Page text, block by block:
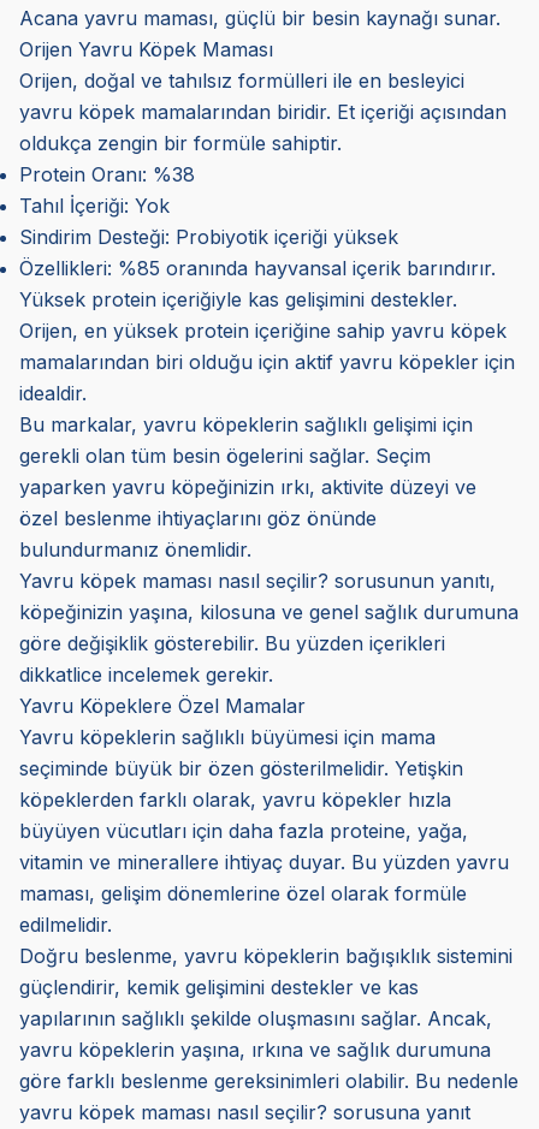
Acana yavru maması, güçlü bir besin kaynağı sunar.
Orijen Yavru Köpek Maması
Orijen, doğal ve tahılsız formülleri ile en besleyici
yavru köpek mamalarından biridir. Et içeriği açısından
oldukça zengin bir formüle sahiptir.
Protein Oranı: %38
Tahıl İçeriği: Yok
Sindirim Desteği: Probiyotik içeriği yüksek
Özellikleri: %85 oranında hayvansal içerik barındırır.
Yüksek protein içeriğiyle kas gelişimini destekler.
Orijen, en yüksek protein içeriğine sahip yavru köpek
mamalarından biri olduğu için aktif yavru köpekler için
idealdir.
Bu markalar, yavru köpeklerin sağlıklı gelişimi için
gerekli olan tüm besin ögelerini sağlar. Seçim
yaparken yavru köpeğinizin ırkı, aktivite düzeyi ve
özel beslenme ihtiyaçlarını göz önünde
bulundurmanız önemlidir.
Yavru köpek maması nasıl seçilir? sorusunun yanıtı,
köpeğinizin yaşına, kilosuna ve genel sağlık durumuna
göre değişiklik gösterebilir. Bu yüzden içerikleri
dikkatlice incelemek gerekir.
Yavru Köpeklere Özel Mamalar
Yavru köpeklerin sağlıklı büyümesi için mama
seçiminde büyük bir özen gösterilmelidir. Yetişkin
köpeklerden farklı olarak, yavru köpekler hızla
büyüyen vücutları için daha fazla proteine, yağa,
vitamin ve minerallere ihtiyaç duyar. Bu yüzden yavru
maması, gelişim dönemlerine özel olarak formüle
edilmelidir.
Doğru beslenme, yavru köpeklerin bağışıklık sistemini
güçlendirir, kemik gelişimini destekler ve kas
yapılarının sağlıklı şekilde oluşmasını sağlar. Ancak,
yavru köpeklerin yaşına, ırkına ve sağlık durumuna
göre farklı beslenme gereksinimleri olabilir. Bu nedenle
yavru köpek maması nasıl seçilir? sorusuna yanıt